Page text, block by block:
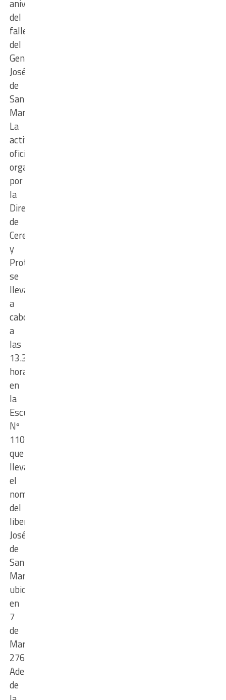
aniversario
del
fallecimiento
del
General
José
de
San
Martín.
La
actividad
oficial,
organizada
por
la
Dirección
de
Ceremonial
y
Protocolo,
se
llevará
a
cabo
a
las
13.30
horas
en
la
Escuela
Nº
1106,
que
lleva
el
nombre
del
libertador
José
de
San
Martín,
ubicada
en
7
de
Marzo
2763.
Además
de